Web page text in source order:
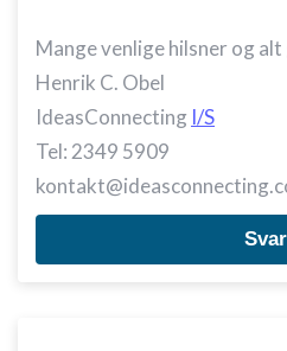
Mange venlige hilsner og
Henrik C. Obel
IdeasConnecting I/S
Tel: 2349 5909
Svar